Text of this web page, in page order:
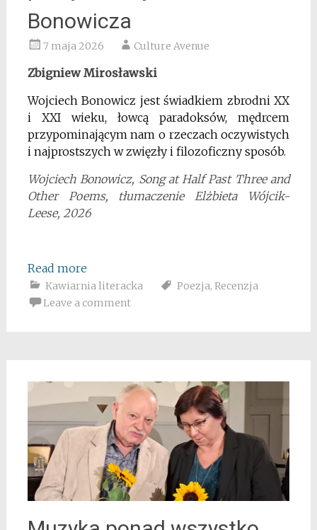
Bonowicza
7 maja 2026 Culture Avenue
Zbigniew Mirosławski
Wojciech Bonowicz jest świadkiem zbrodni XX
i XXI wieku, łowcą paradoksów, mędrcem
przypominającym nam o rzeczach oczywistych
i najprostszych w zwięzły i filozoficzny sposób.
Wojciech Bonowicz, Song at Half Past Three and
Other Poems, tłumaczenie Elżbieta Wójcik-
Leese, 2026
Read more
Kawiarnia literacka Poezja, Recenzja
Leave a comment